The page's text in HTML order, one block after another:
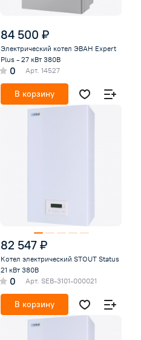
84 500 ₽
Электрический котел ЭВАН Expert
Plus - 27 кВт 380В
0 Арт. 14527
В корзину
82 547 ₽
Котел электрический STOUT Status
21 кВт 380В
0 Арт. SEB-3101-000021
В корзину